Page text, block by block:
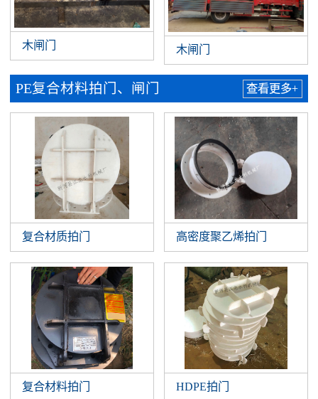
木闸门 木闸门
PE复合材料拍门、闸门 查看更多+
复合材质拍门 高密度聚乙烯拍门
复合材料拍门 HDPE拍门